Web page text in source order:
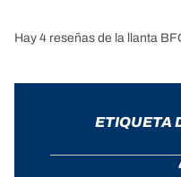
Hay 4 reseñas de la llanta
ETIQUETA